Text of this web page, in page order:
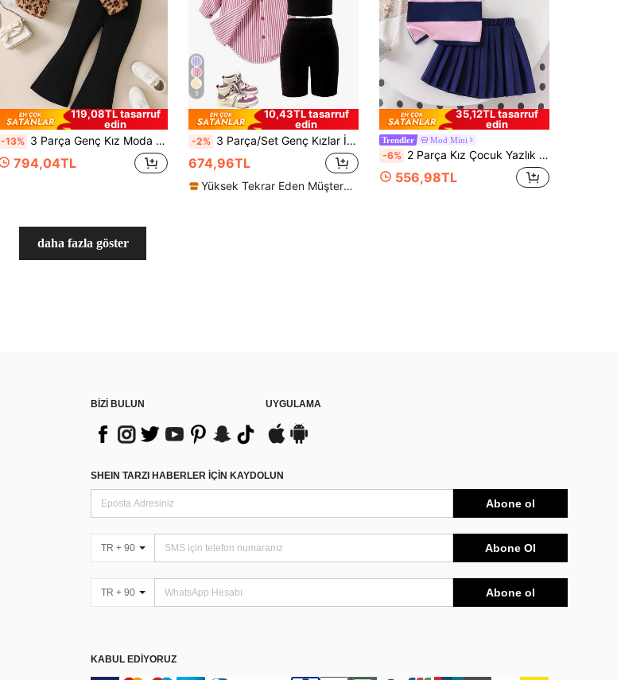
119,08TL tasarruf
edin
-13% 3 Parça Genç Kız Moda Sonbahar/Kış Kıyafet Seti, Düz Renk Atlet Kırpılmış Üst, Elastik Bel Geniş Pantolon, Genç Kızlar İçin Şık ve Açık Hava Kıyafeti İçerir
794,04TL
5
10,43TL tasarruf
edin
-2% 3 Parça/Set Genç Kızlar İçin Günlük Uzun Kollu Tişört, Askılı Bluz, Spor Şort Takımı, Yazlık
674,96TL
Yüksek Tekrar Eden Müşteriler
35,12TL tasarruf
edin
Trendler Mod Mini
-6% 2 Parça Kız Çocuk Yazlık Polo Yaka Harf ve Ayı Baskılı Kolsuz Üst ve Pileli Etek Takımı
556,98TL
daha fazla göster
BİZİ BULUN UYGULAMA
SHEIN TARZI HABERLER IÇIN KAYDOLUN
Abone ol
TR + 90 Abone Ol
TR + 90 Abone ol
KABUL EDIYORUZ